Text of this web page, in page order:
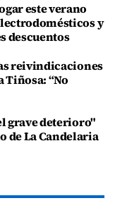
este verano
y
descuentos
reivindicaciones
Tiñosa: “No
grave deterioro"
de La Candelaria